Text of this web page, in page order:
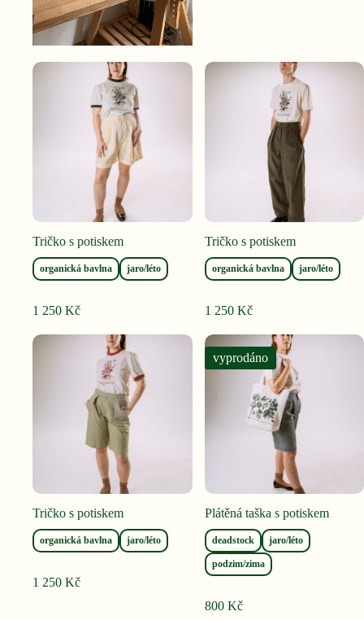
Tričko s potiskem
organická bavlna jaro/léto
1 250 Kč
Tričko s potiskem
organická bavlna jaro/léto
1 250 Kč
Tričko s potiskem
organická bavlna jaro/léto
1 250 Kč
vyprodáno
Plátěná taška s potiskem
deadstock jaro/léto
podzim/zima
800 Kč